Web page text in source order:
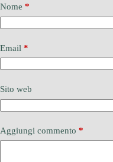
Nome *
Email *
Sito web
Aggiungi commento *